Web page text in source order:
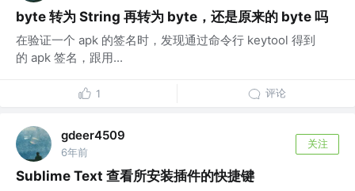
byte 转为 String 再转为 byte，还是原来的 byte 吗
在验证一个 apk 的签名时，发现通过命令行 keytool 得到
的 apk 签名，跟用...
1 评论
gdeer4509
6年前
关注
Sublime Text 查看所安装插件的快捷键